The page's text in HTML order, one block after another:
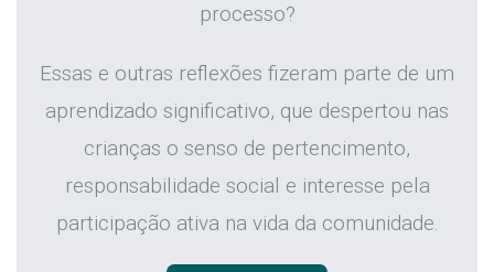
processo?
Essas e outras reflexões fizeram parte de um
aprendizado significativo, que despertou nas
crianças o senso de pertencimento,
responsabilidade social e interesse pela
participação ativa na vida da comunidade.